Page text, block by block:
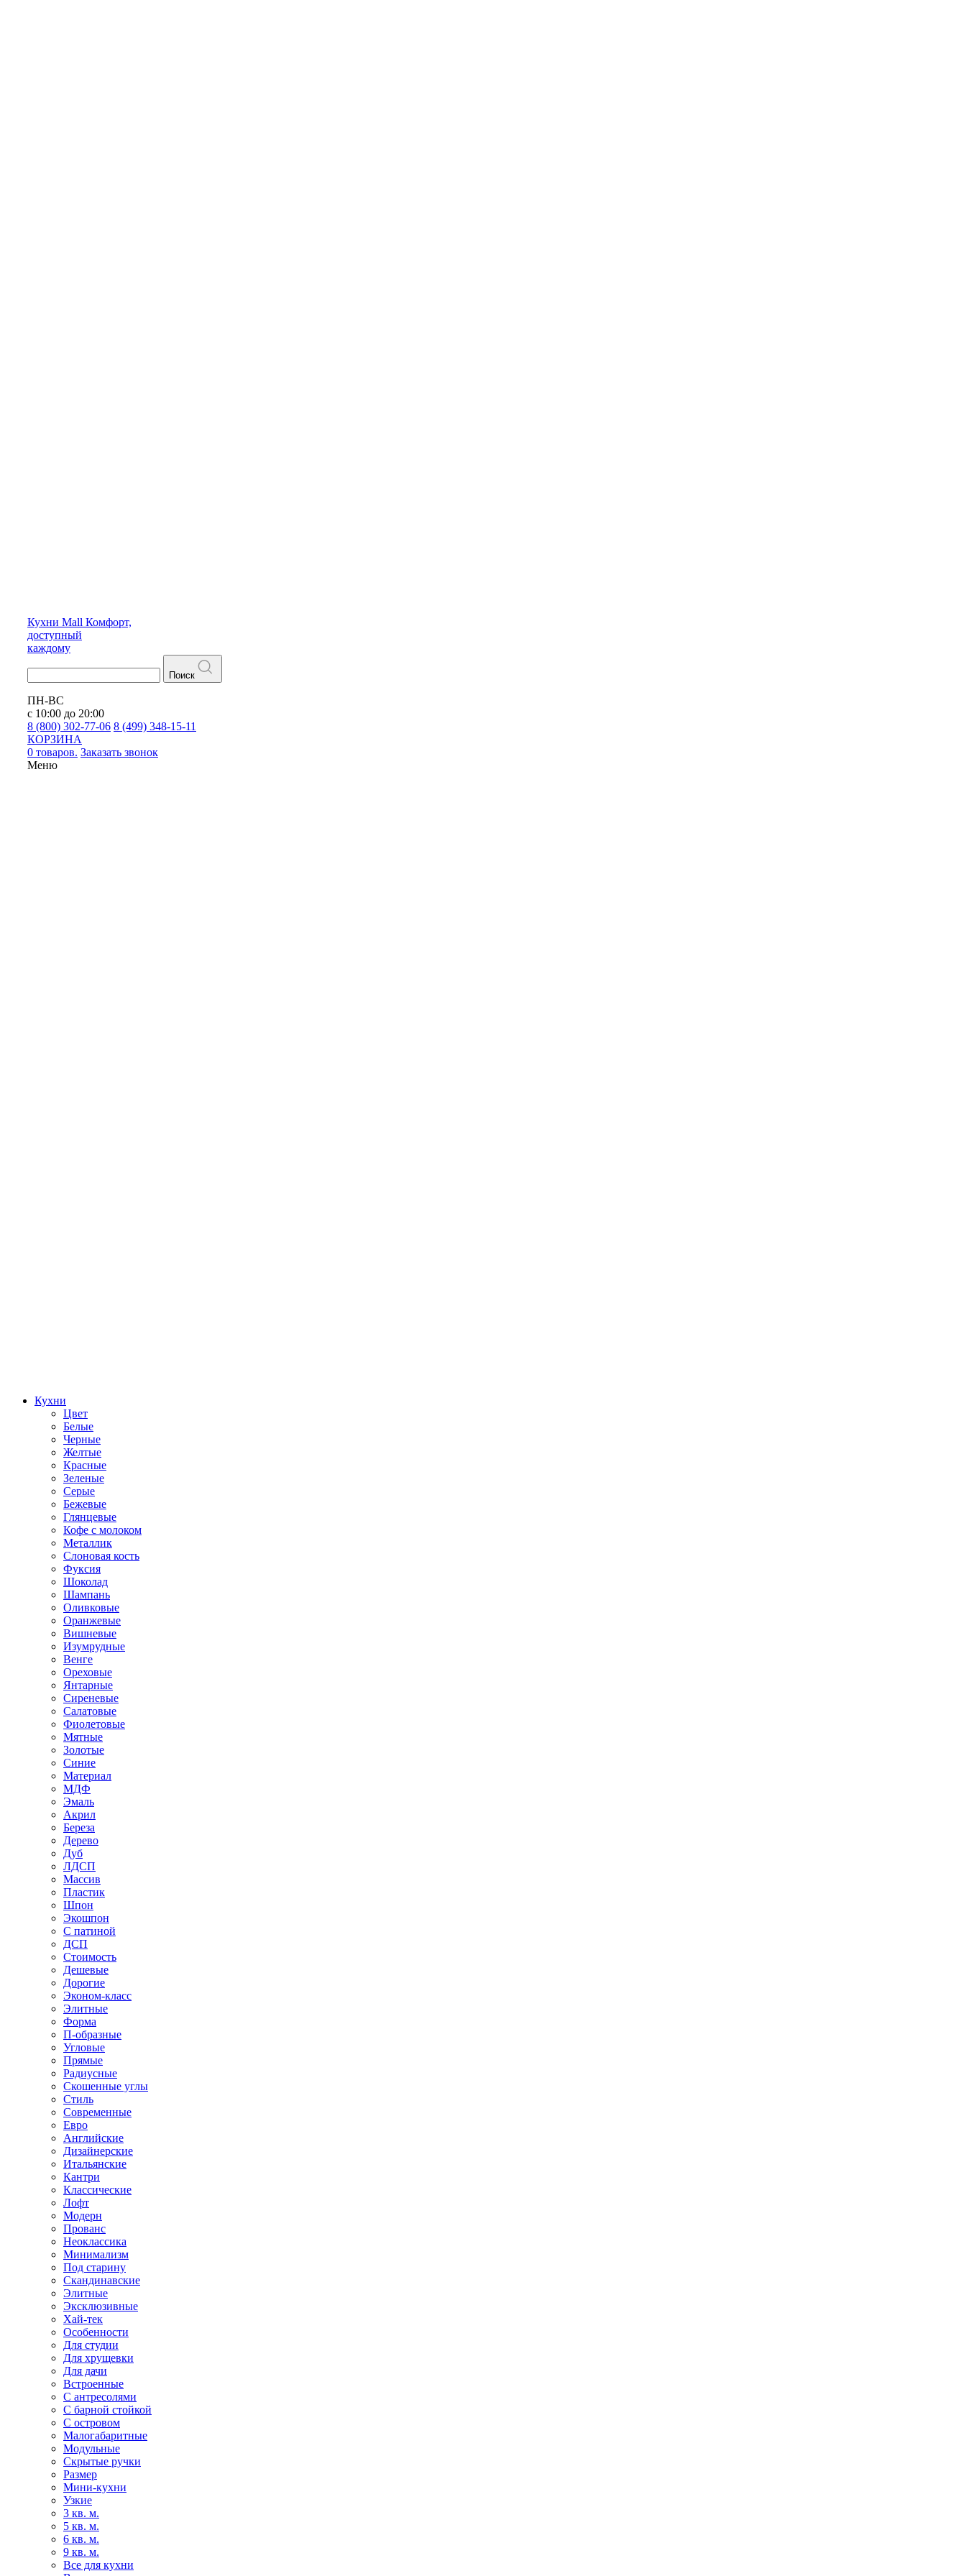
Кухни Mall Комфорт,
доступный
каждому
Поиск
ПН-ВС
с 10:00 до 20:00
8 (800) 302-77-06 8 (499) 348-15-11
КОРЗИНА
0 товаров. Заказать звонок
Меню
Кухни
Цвет
Белые
Черные
Желтые
Красные
Зеленые
Серые
Бежевые
Глянцевые
Кофе с молоком
Металлик
Слоновая кость
Фуксия
Шоколад
Шампань
Оливковые
Оранжевые
Вишневые
Изумрудные
Венге
Ореховые
Янтарные
Сиреневые
Салатовые
Фиолетовые
Мятные
Золотые
Синие
Материал
МДФ
Эмаль
Акрил
Береза
Дерево
Дуб
ЛДСП
Массив
Пластик
Шпон
Экошпон
С патиной
ДСП
Стоимость
Дешевые
Дорогие
Эконом-класс
Элитные
Форма
П-образные
Угловые
Прямые
Радиусные
Скошенные углы
Стиль
Современные
Евро
Английские
Дизайнерские
Итальянские
Кантри
Классические
Лофт
Модерн
Прованс
Неоклассика
Минимализм
Под старину
Скандинавские
Элитные
Эксклюзивные
Хай-тек
Особенности
Для студии
Для хрущевки
Для дачи
Встроенные
С антресолями
С барной стойкой
С островом
Малогабаритные
Модульные
Скрытые ручки
Размер
Мини-кухни
Узкие
3 кв. м.
5 кв. м.
6 кв. м.
9 кв. м.
Все для кухни